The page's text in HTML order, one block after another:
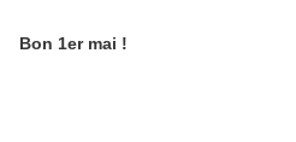
Bon 1er mai !